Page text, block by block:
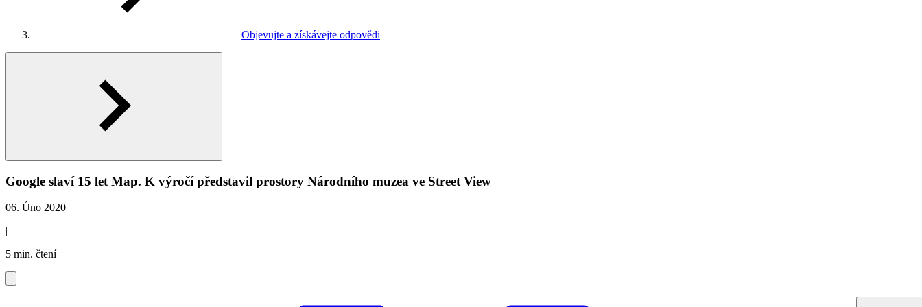
Objevujte a získávejte odpovědi
Google slaví 15 let Map. K výročí představil prostory Národního muzea ve Street View
06. Úno 2020
|
5 min. čtení